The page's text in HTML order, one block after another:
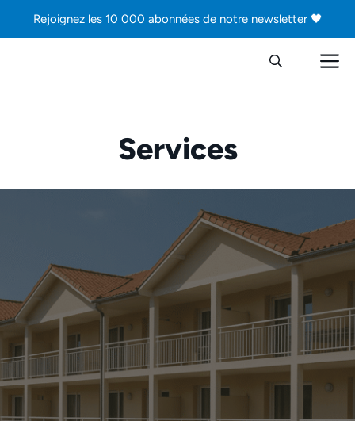
Rejoignez les 10 000 abonnées de notre newsletter 🖤
Services